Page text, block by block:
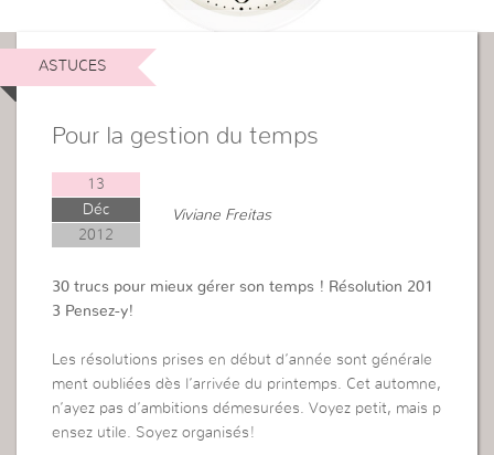
ASTUCES
Pour la gestion du temps
13
Déc
2012
Viviane Freitas
30 trucs pour mieux gérer son temps ! Résolution 201
3 Pensez-y!
Les résolutions prises en début d’année sont générale
ment oubliées dès l’arrivée du printemps. Cet automne,
n’ayez pas d’ambitions démesurées. Voyez petit, mais p
ensez utile. Soyez organisés!